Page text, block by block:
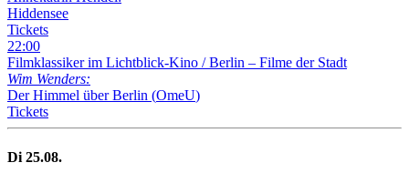
Hiddensee
Tickets
22:00
Filmklassiker im Lichtblick-Kino /Berlin – Filme der Stadt
Wim Wenders:
Der Himmel über Berlin (OmeU)
Tickets
Di 25.08.